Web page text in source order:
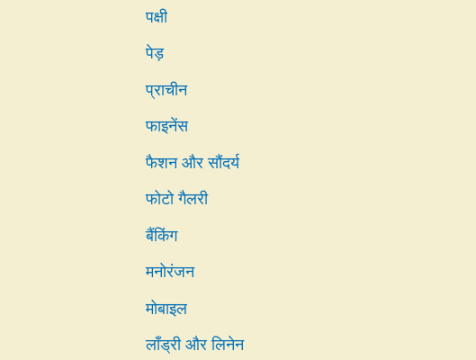
पक्षी
पेड़
प्राचीन
फाइनेंस
फैशन और सौंदर्य
फोटो गैलरी
बैंकिंग
मनोरंजन
मोबाइल
लाँड्री और लिनेन